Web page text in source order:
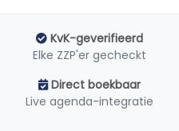
KvK-geverifieerd
Elke ZZP'er gecheckt
Direct boekbaar
Live agenda-integratie